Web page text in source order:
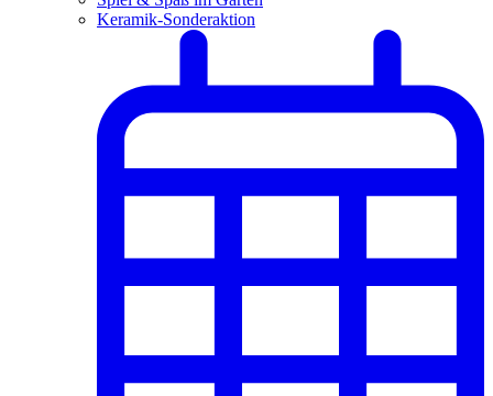
Keramik-Sonderaktion